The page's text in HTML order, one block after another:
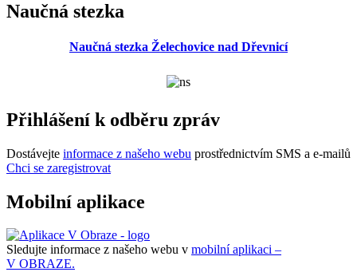
Naučná stezka
Naučná stezka Želechovice nad Dřevnicí
Přihlášení k odběru zpráv
Dostávejte informace z našeho webu prostřednictvím SMS a e-mailů
Chci se zaregistrovat
Mobilní aplikace
Sledujte informace z našeho webu v mobilní aplikaci –
V OBRAZE.